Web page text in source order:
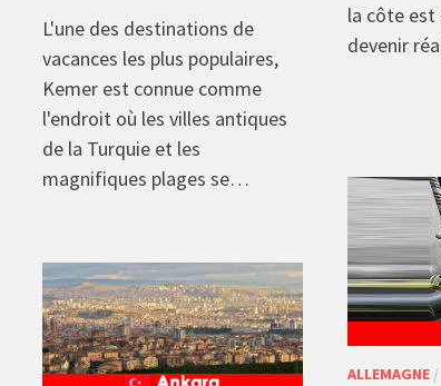
la côte est
devenir
ALLEMAGNE/
L'une des destinations de
vacances les plus populaires,
Kemer est connue comme
l'endroit où les villes antiques
de la Turquie et les
magnifiques plages se…